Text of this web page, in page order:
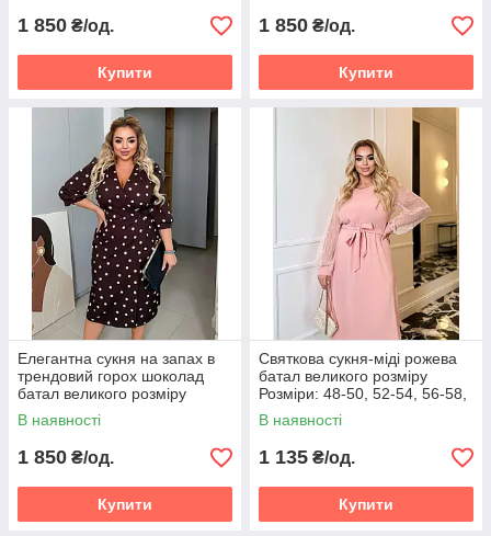
1 850 ₴/од.
Купити
1 850 ₴/од.
Купити
Елегантна сукня на запах в
трендовий горох шоколад
батал великого розміру
Розміри: 50-52, 54-56, 58-60
В наявності
1 850 ₴/од.
Купити
Святкова сукня-міді рожева
батал великого розміру
Розміри: 48-50, 52-54, 56-58,
60-62
В наявності
1 135 ₴/од.
Купити